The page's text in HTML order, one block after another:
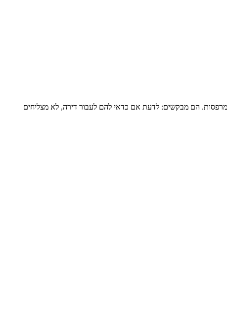
דירה שלמה של כ-120 מ”ר ומרפסת גדולה, מגדל שעבר הוספת מרפסות. הם מבקשים: לדעת אם כדאי להם לעבור דירה, לא מצליחים